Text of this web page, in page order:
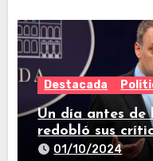
Destacada
Un día antes de
redobló sus
nacionales
01/10/2024